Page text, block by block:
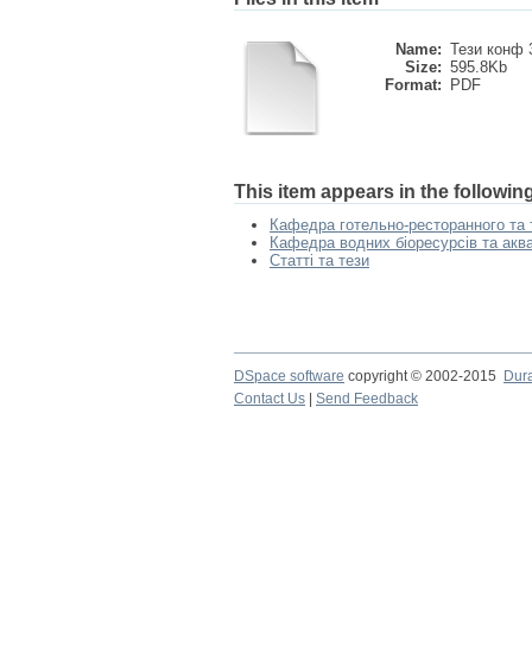
Name: Тези конф
Size: 595.8Kb
Format:
PDF
This item appears in the
Кафедра готельно-ресторанного та
Кафедра водних біоресурсів та
Статті та тези
DSpace software copyright © 2002-2015
Contact Us
Send Feedback